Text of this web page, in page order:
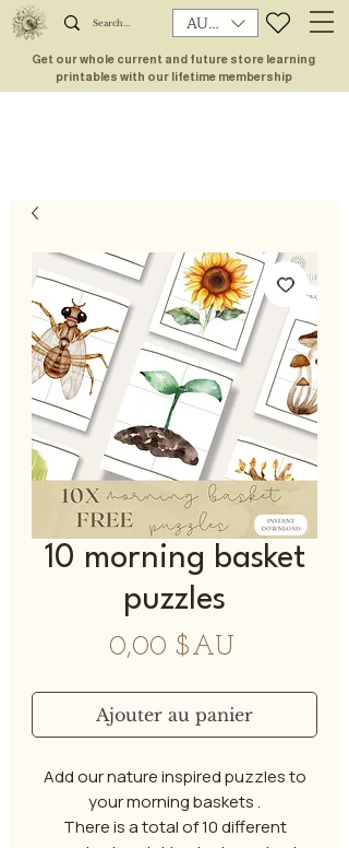
AUD (AU$)
Get our whole current and future store learning
printables with our lifetime membership
10 morning basket
puzzles
0,00 $AU
Ajouter au panier
Add our nature inspired puzzles to
your morning baskets .
There is a total of 10 different